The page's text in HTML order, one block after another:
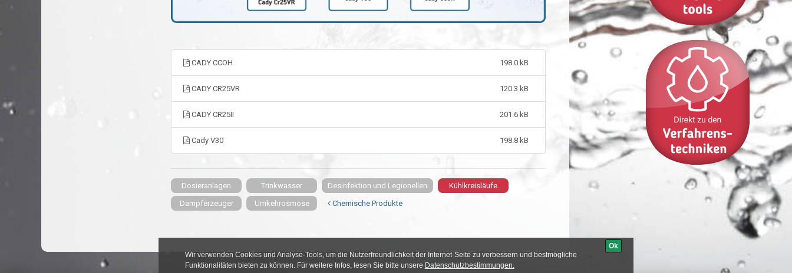
CADY CCOH 198.0 kB
CADY CR25VR 120.3 kB
CADY CR25II 201.6 kB
Cady V30 198.8 kB
Dosieranlagen Trinkwasser Desinfektion und Legionellen
Kühlkreisläufe
Dampferzeuger
Umkehrosmose Chemische Produkte